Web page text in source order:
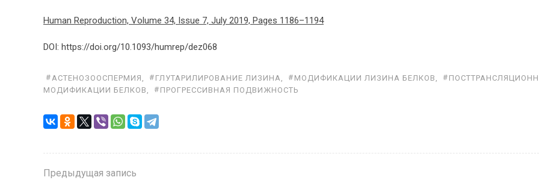
Human Reproduction, Volume 34, Issue 7, July 2019, Pages 1186–1194
DOI: https://doi.org/10.1093/humrep/dez068
АСТЕНОЗООСПЕРМИЯ , ГЛУТАРИЛИРОВАНИЕ ЛИЗИНА , МОДИФИКАЦИИ ЛИЗИНА БЕЛКОВ ,
МОДИФИКАЦИИ БЕЛКОВ , ПРОГРЕССИВНАЯ ПОДВИЖНОСТЬ
Предыдущая запись